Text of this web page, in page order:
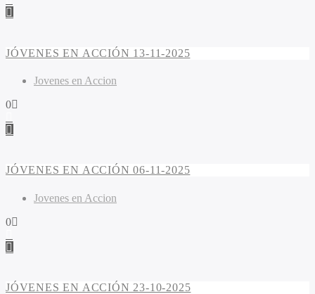
JÓVENES EN ACCIÓN 13-11-2025
Jovenes en Accion
0
JÓVENES EN ACCIÓN 06-11-2025
Jovenes en Accion
0
JÓVENES EN ACCIÓN 23-10-2025